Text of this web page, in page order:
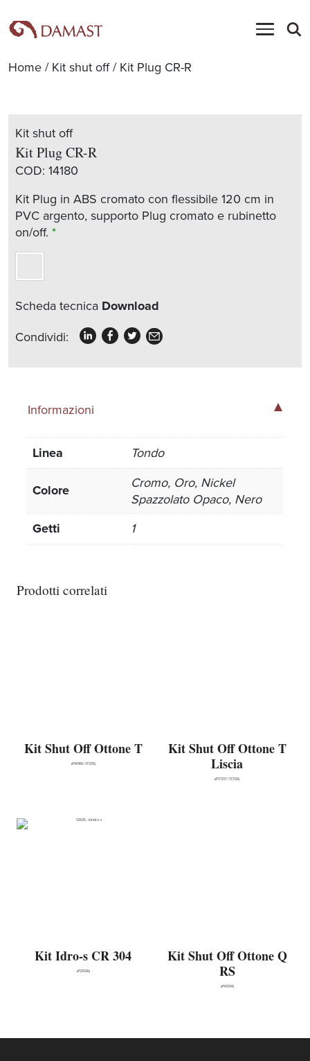
Home / Kit shut off/ Kit Plug CR-R
Kit shut off
Kit Plug CR-R
COD: 14180
Kit Plug in ABS cromato con flessibile 120 cm in
PVC argento, supporto Plug cromato e rubinetto
on/off. *
Scheda tecnica Download
Condividi:
Informazioni
Linea Tondo
Colore
Cromo, Oro, Nickel
Spazzolato Opaco, Nero
Getti
1
Prodotti correlati
Kit Shut Off Ottone T
(#14184 | 17335)
Kit Shut Off Ottone T
Liscia
(#17337 | 17336)
Kit Idro-s CR 304
(#12506)
Kit Shut Off Ottone Q
RS
(#14204)